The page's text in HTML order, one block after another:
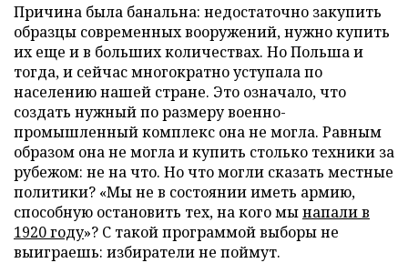
Причина была банальна: недостаточно закупить
образцы современных вооружений, нужно купить
их еще и в больших количествах. Но Польша и
тогда, и сейчас многократно уступала по
населению нашей стране. Это означало, что
создать нужный по размеру военно-
промышленный комплекс она не могла. Равным
образом она не могла и купить столько техники за
рубежом: не на что. Но что могли сказать местные
политики? «Мы не в состоянии иметь армию,
способную остановить тех, на кого мынапали в
1920 году»? С такой программой выборы не
выиграешь: избиратели не поймут.